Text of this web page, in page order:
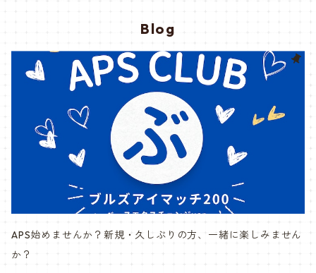
Blog
APS始めませんか？新規・久しぶりの方、一緒に楽しみません
か？